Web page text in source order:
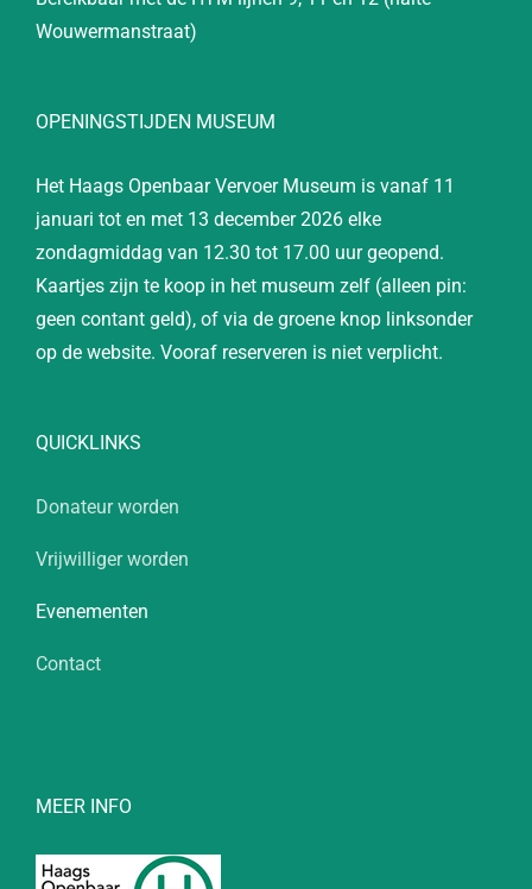
Wouwermanstraat)
OPENINGSTIJDEN MUSEUM
Het Haags Openbaar Vervoer Museum is vanaf 11
januari tot en met 13 december 2026 elke
zondagmiddag van 12.30 tot 17.00 uur geopend.
Kaartjes zijn te koop in het museum zelf (alleen pin:
geen contant geld), of via de groene knop linksonder
op de website. Vooraf reserveren is niet verplicht.
QUICKLINKS
Donateur worden
Vrijwilliger worden
Evenementen
Contact
MEER INFO